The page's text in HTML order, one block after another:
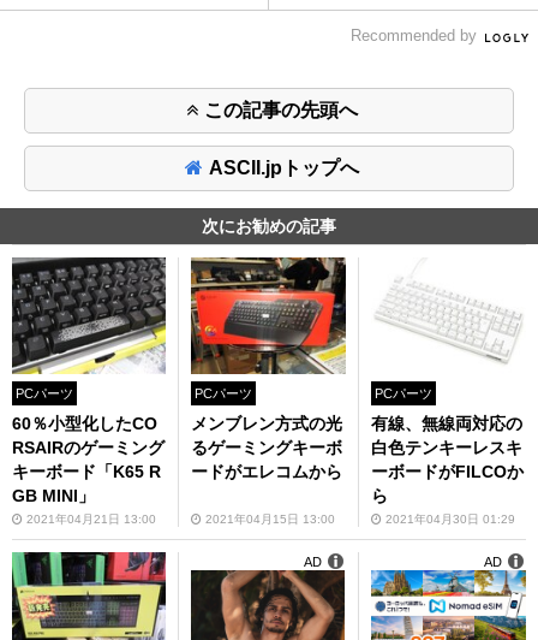
Recommended by
この記事の先頭へ
ASCII.jpトップへ
次にお勧めの記事
PCパーツ
60％小型化したCO
RSAIRのゲーミング
キーボード「K65 R
GB MINI」
2021年04月21日 13:00
PCパーツ
メンブレン方式の光
るゲーミングキーボ
ードがエレコムから
2021年04月15日 13:00
PCパーツ
有線、無線両対応の
白色テンキーレスキ
ーボードがFILCOか
ら
2021年04月30日 01:29
AD AD